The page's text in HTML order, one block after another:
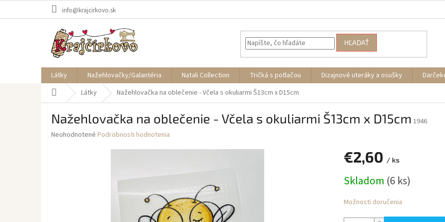
info@krajcirkovo.sk
HĽADAŤ
Látky Nažehlovačky/Galantéria Natali Collection Tričká s potlačou Dizajnové uteráky a osušky
DomovLátky Nažehlovačka na oblečenie - Včela s okuliarmi Š13cm x D15cm
Nažehlovačka na oblečenie - Včela s okuliarmi Š13cm x D15cm 1946
Priemerné
Neohodnotené Podrobnosti hodnotenia
€2,60 / ks
cena:
Skladom (6 ks)
Možnosti doručenia